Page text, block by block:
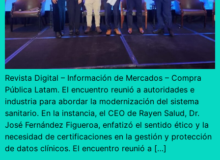
Revista Digital – Información de Mercados – Compra
Pública Latam. El encuentro reunió a autoridades e
industria para abordar la modernización del sistema
sanitario. En la instancia, el CEO de Rayen Salud, Dr.
José Fernández Figueroa, enfatizó el sentido ético y la
necesidad de certificaciones en la gestión y protección
de datos clínicos. El encuentro reunió a […]